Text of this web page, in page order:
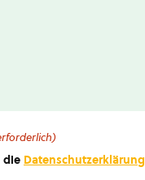
die Datenschutzerklärung